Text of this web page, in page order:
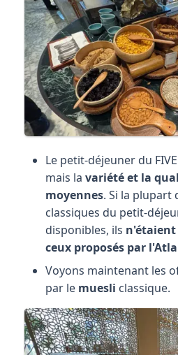
Le petit-déjeuner du
mais la variété et la
moyennes. Si la plupart
classiques du petit-
disponibles, ils n'étaient
ceux proposés par
Voyons maintenant les
par le muesli classique.